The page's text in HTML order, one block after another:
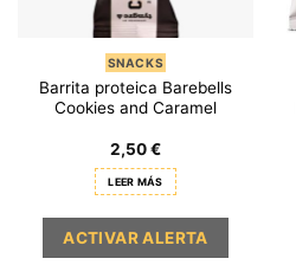
SNACKS
Barrita proteica Barebells
Cookies and Caramel
2,50€
LEER MÁS